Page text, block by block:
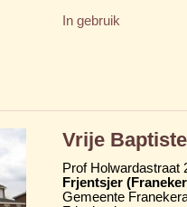
In gebruik
Vrije
Prof Holwardastraat
Frjentsjer
Gemeente